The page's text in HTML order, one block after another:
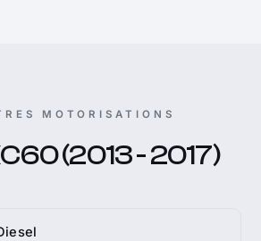
MOTORISATIONS
(2013 - 2017)